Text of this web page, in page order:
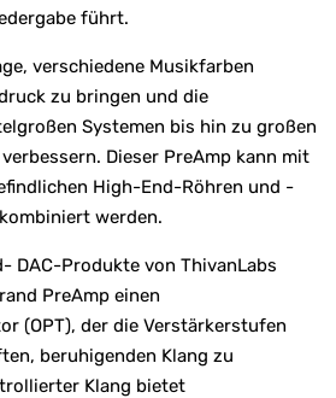
führt.
verschiedene Musikfarben
zu bringen und die
Systemen bis hin zu großen
Dieser PreAmp kann mit
High-End-Röhren und -
werden.
DAC-Produkte von ThivanLabs
PreAmp einen
(OPT), der die Verstärkerstufen
beruhigenden Klang zu
Klang bietet